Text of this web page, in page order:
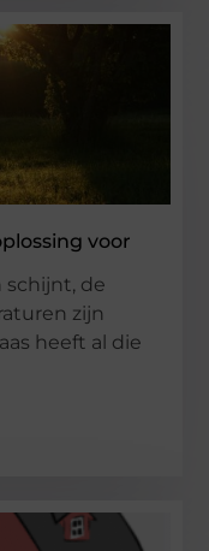
voor
schijnt, de
zijn
heeft al die